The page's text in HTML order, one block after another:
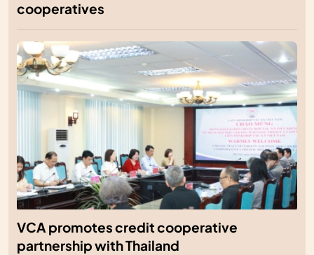
cooperatives
VCA promotes credit cooperative
partnership with Thailand